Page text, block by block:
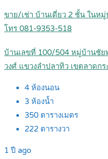
ขาย/เช่า บ้านเดี่ยว 2 ชั้น ในห
โทร 081-9353-518
บ้านเลขที่ 100/504 หมู่บ้านชั
วงศ์ แขวงลำปลาทิว เขตลาดก
4 ห้องนอน
3 ห้องน้ำ
350 ตารางเมตร
222 ตารางวา
1 ปี ago